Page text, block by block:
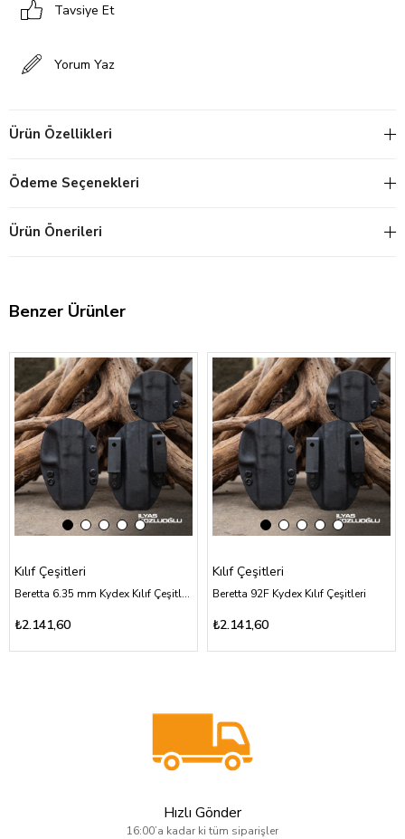
Tavsiye Et
Yorum Yaz
Ürün Özellikleri
Ödeme Seçenekleri
Ürün Önerileri
Benzer Ürünler
Kılıf Çeşitleri
Beretta 6.35 mm Kydex Kılıf Çeşitleri
₺2.141,60
Kılıf Çeşitleri
Beretta 92F Kydex Kılıf Çeşitleri
₺2.141,60
Hızlı Gönder
16:00’a kadar ki tüm siparişler